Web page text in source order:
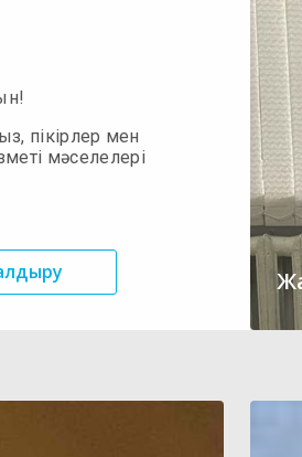
пікірлер мен
мәселелері